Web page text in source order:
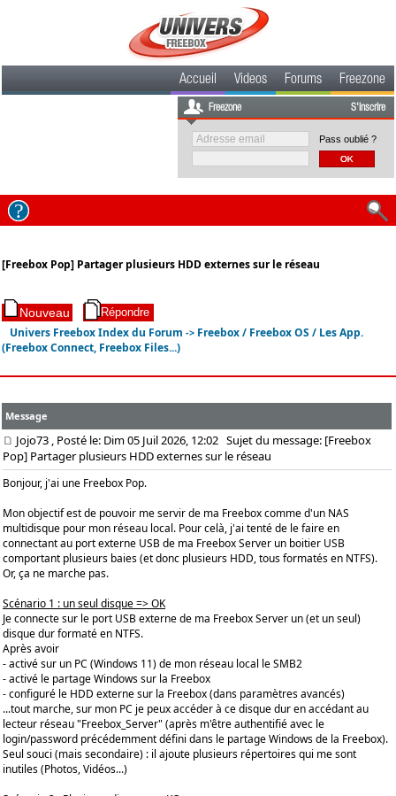
Accueil Videos Forums Freezone
Freezone S'inscrire
Pass oublié ?
[Freebox Pop] Partager plusieurs HDD externes sur le réseau
Univers Freebox Index du Forum -> Freebox / Freebox OS / Les App.
(Freebox Connect, Freebox Files...)
Message
Jojo73 , Posté le: Dim 05 Juil 2026, 12:02 Sujet du message: [Freebox
Pop] Partager plusieurs HDD externes sur le réseau
Bonjour, j'ai une Freebox Pop.
Mon objectif est de pouvoir me servir de ma Freebox comme d'un NAS
multidisque pour mon réseau local. Pour celà, j'ai tenté de le faire en
connectant au port externe USB de ma Freebox Server un boitier USB
comportant plusieurs baies (et donc plusieurs HDD, tous formatés en NTFS).
Or, ça ne marche pas.
Scénario 1 : un seul disque => OK
Je connecte sur le port USB externe de ma Freebox Server un (et un seul)
disque dur formaté en NTFS.
Après avoir
- activé sur un PC (Windows 11) de mon réseau local le SMB2
- activé le partage Windows sur la Freebox
- configuré le HDD externe sur la Freebox (dans paramètres avancés)
...tout marche, sur mon PC je peux accéder à ce disque dur en accédant au
lecteur réseau "Freebox_Server" (après m'être authentifié avec le
login/password précédemment défini dans le partage Windows de la Freebox).
Seul souci (mais secondaire) : il ajoute plusieurs répertoires qui me sont
inutiles (Photos, Vidéos...)